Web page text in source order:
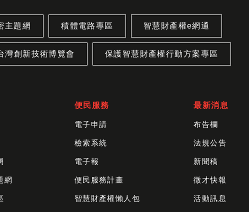
主題網 積體電路專區 智慧財產權e網通
灣創新技術博覽會 保護智慧財產權行動方案專區
網
便民服務
電子申請
檢索系統
電子報
便民服務計畫
智慧財產權懶人包
最新消息
布告欄
法規公告
新聞稿
徵才快報
活動訊息